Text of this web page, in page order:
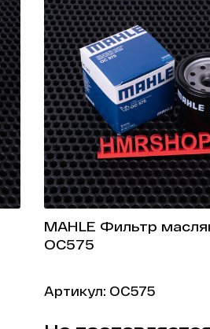
MAHLE Фильтр
OC575
Артикул: OC575